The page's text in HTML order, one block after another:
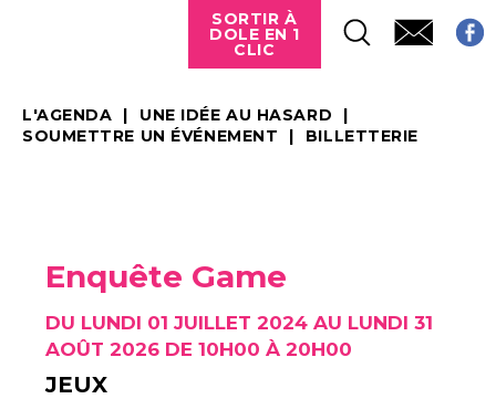
SORTIR À
DOLE EN 1
CLIC
L'AGENDA
UNE IDÉE AU HASARD
SOUMETTRE UN ÉVÉNEMENT
BILLETTERIE
Enquête Game
DU LUNDI 01 JUILLET 2024 AU LUNDI 31
AOÛT 2026 DE 10H00 À 20H00
JEUX